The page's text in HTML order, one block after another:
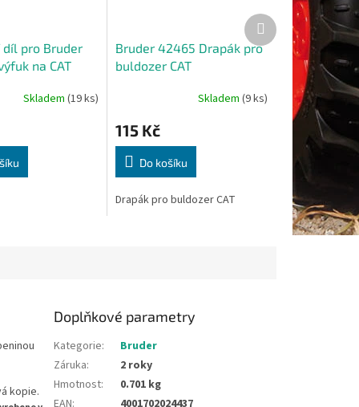
díl pro Bruder
na CAT
Skladem(19 ks)
Bruder 42465 Drapák pro
buldozer CAT
Skladem (9 ks)
115 Kč
Do košíku
Drapák pro buldozer CAT
Další
produkt
kopie.
Doplňkové parametry
Kategorie:
Bruder
Záruka:
2 roky
Hmotnost:
0.701 kg